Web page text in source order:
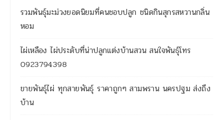
รวมพันธุ์มะม่วงยอดนิยมที่คนชอบปลูก ชนิดกินสุกรสหวานกลิ่น
หอม
ไผ่เหลือง ไผ่ประดับที่น่าปลูกแต่งบ้านสวน สนใจพันธุ์โทร
0923794398
ขายพันธุ์ไผ่ ทุกสายพันธุ์ ราคาถูกๆ สามพราน นครปฐม ส่งถึง
บ้าน